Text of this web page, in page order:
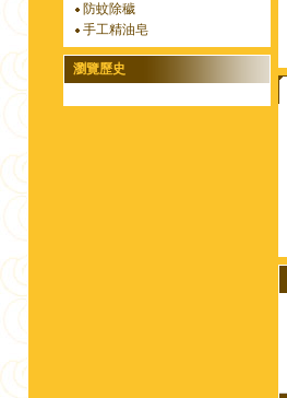
防蚊除穢
手工精油皂
瀏覽歷史